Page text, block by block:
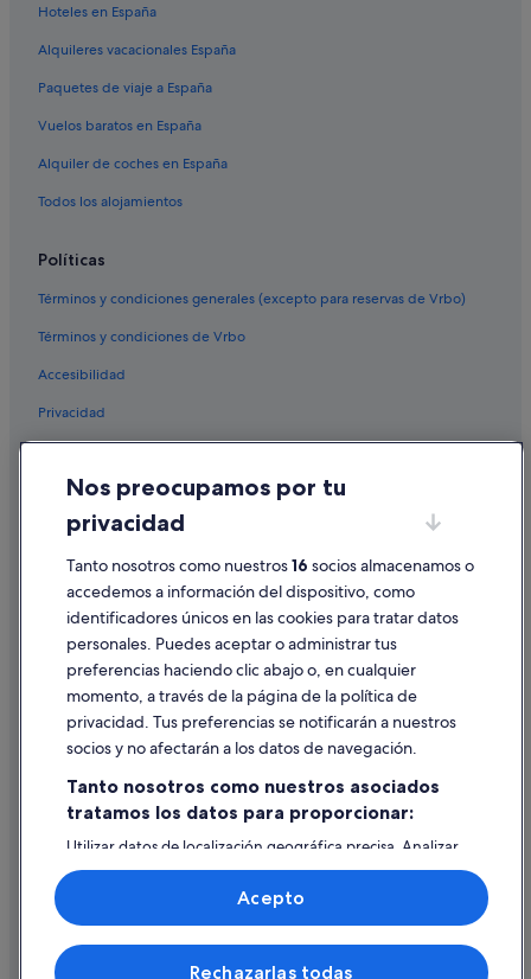
Hoteles en España
Alquileres vacacionales España
Paquetes de viaje a España
Vuelos baratos en España
Alquiler de coches en España
Todos los alojamientos
Políticas
Términos y condiciones generales (excepto para reservas de Vrbo)
Términos y condiciones de Vrbo
Accesibilidad
Privacidad
Condiciones de uso
Información legal/contacto
Pautas sobre el contenido y cómo denunciar contenido
Ayuda
Cancelar un vuelo
Cancelar una reserva de hotel o de un alquiler vacacional
Utilizar un cupón de Expedia
Documentos para viajes internacionales
© 2026 Expedia, Inc., una empresa de Expedia Group. Todos los
Nos preocupamos por tu
privacidad
Tanto nosotros como nuestros16 socios almacenamos o
accedemos a información del dispositivo, como
identificadores únicos en las cookies para tratar datos
personales. Puedes aceptar o administrar tus
preferencias haciendo clic abajo o, en cualquier
momento, a través de la página de la política de
privacidad. Tus preferencias se notificarán a nuestros
socios y no afectarán a los datos de navegación.
Tanto nosotros como nuestros asociados
tratamos los datos para proporcionar:
Utilizar datos de localización geográfica precisa. Analizar
activamente las características del dispositivo para su
identificación. Almacenar la información en un dispositivo
y/o acceder a ella. Publicidad y contenido personalizados,
medición de publicidad y contenido, investigación de
audiencia y desarrollo de servicios.
Lista de asociados (proveedores)
Rechazarlas todas
Acepto